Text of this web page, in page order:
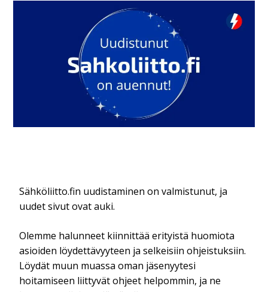
Sähköliitto.fin uudistaminen on valmistunut, ja
uudet sivut ovat auki.
Olemme halunneet kiinnittää erityistä huomiota
asioiden löydettävyyteen ja selkeisiin ohjeistuksiin.
Löydät muun muassa oman jäsenyytesi
hoitamiseen liittyvät ohjeet helpommin, ja ne